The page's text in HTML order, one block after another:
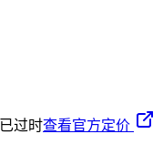
过时查看官方定价